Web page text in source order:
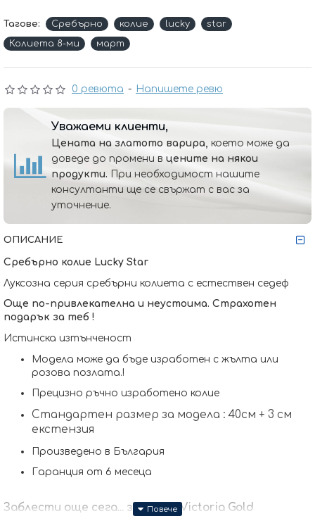
0 ревюта - Напишете ревю
Тагове: Сребърно колие lucky
star
Колиета 8-ми
март
Уважаеми клиенти,
Цената на златото варира, което може да
доведе до промени в цените на някои
продукти. При необходимост нашите
консултанти ще се свържат с вас за
уточнение.
ОПИСАНИЕ
Сребърно колие Lucky Star
Луксозна серия сребърни колиета с естествен седеф
Още по-привлекателна и неустоима. Страхотен
подарък за теб !
Истинска изтънченост
Модела може да бъде изработен с жълта или
розова позлата.!
Прецизно ръчно изработено колие
Стандартен размер за модела : 40см + 3 см
екстензия
Произведено в България
Гаранция от 6 месеца
Заблести още сега... заедно с Victoria Gold